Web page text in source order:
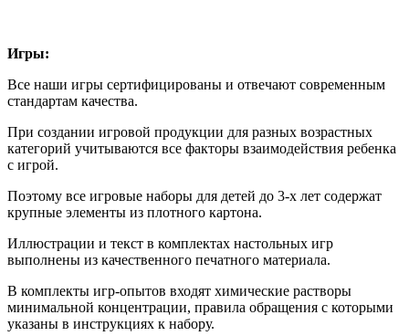
Игры:
Все наши игры сертифицированы и отвечают современным
стандартам качества.
При создании игровой продукции для разных возрастных
категорий учитываются все факторы взаимодействия ребенка
с игрой.
Поэтому все игровые наборы для детей до 3-х лет содержат
крупные элементы из плотного картона.
Иллюстрации и текст в комплектах настольных игр
выполнены из качественного печатного материала.
В комплекты игр-опытов входят химические растворы
минимальной концентрации, правила обращения с которыми
указаны в инструкциях к набору.